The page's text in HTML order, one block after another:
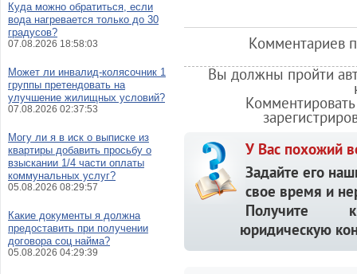
Комментариев
Вы должны пройти
У Вас похожий
Задайте его
свое время и
Получите
юридическую
Куда можно обратиться, если
вода нагревается только до 30
градусов?
07.08.2026 18:58:03
Может ли инвалид-колясочник 1
группы претендовать на
улучшение жилищных условий?
07.08.2026 02:37:53
Могу ли я в иск о выписке из
квартиры добавить просьбу о
взыскании 1/4 части оплаты
коммунальных услуг?
05.08.2026 08:29:57
Какие документы я должна
предоставить при получении
договора соц найма?
05.08.2026 04:29:39